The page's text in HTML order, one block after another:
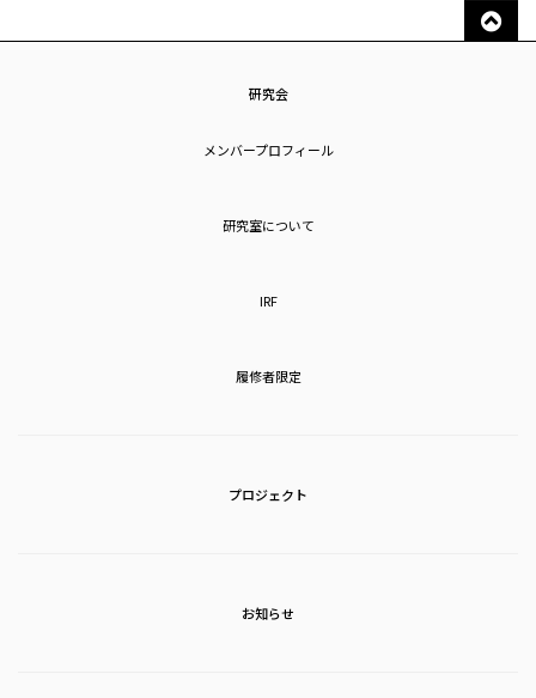
研究会
メンバープロフィール
研究室について
IRF
履修者限定
プロジェクト
お知らせ